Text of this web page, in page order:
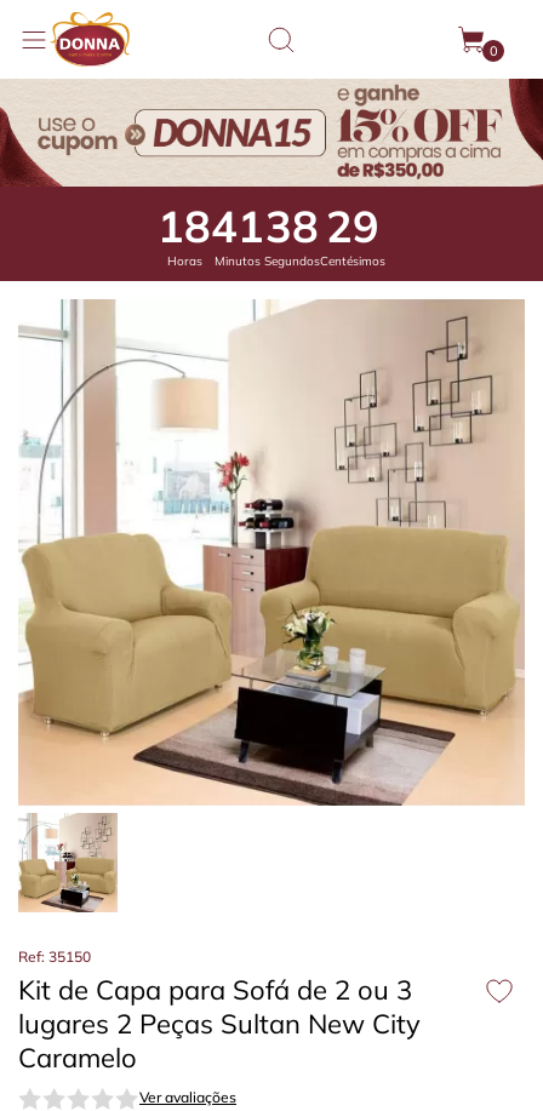
0
18
Horas
41
Minutos
37
Segundos
84
Centésimos
Ref: 35150
Kit de Capa para Sofá de 2 ou 3
lugares 2 Peças Sultan New City
Caramelo
Ver avaliações